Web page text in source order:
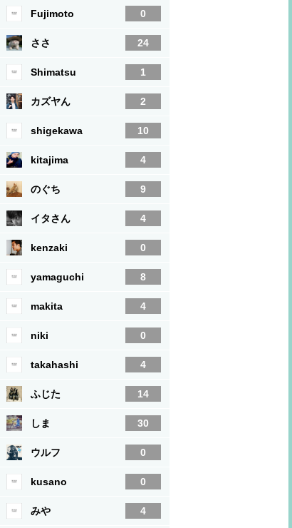
0
Fujimoto
24
ささ
1
Shimatsu
2
カズヤん
10
shigekawa
4
kitajima
9
のぐち
4
イタさん
0
kenzaki
8
yamaguchi
4
makita
0
niki
4
takahashi
14
ふじた
30
しま
0
ウルフ
0
kusano
4
みや